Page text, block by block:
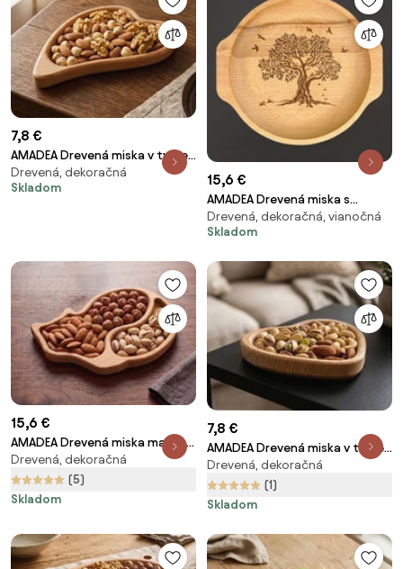
7,8 €
AMADEA Drevená miska v tvare
listu, masívne drevo, rozmer
18x10x2 cm
Drevená, dekoračná
Skladom
15,6 €
AMADEA Drevená miska s
motívom stromu, masívne
drevo, 24 cm
Drevená, dekoračná, vianočná
Skladom
15,6 €
AMADEA Drevená miska mačka,
masívne drevo, veľkosť 21 cm,
český výrobok
Drevená, dekoračná
(5)
Skladom
7,8 €
AMADEA Drevená miska v tvare
srdca, masívne drevo, rozmer
13,5x13,5x2 cm
Drevená, dekoračná
(1)
Skladom